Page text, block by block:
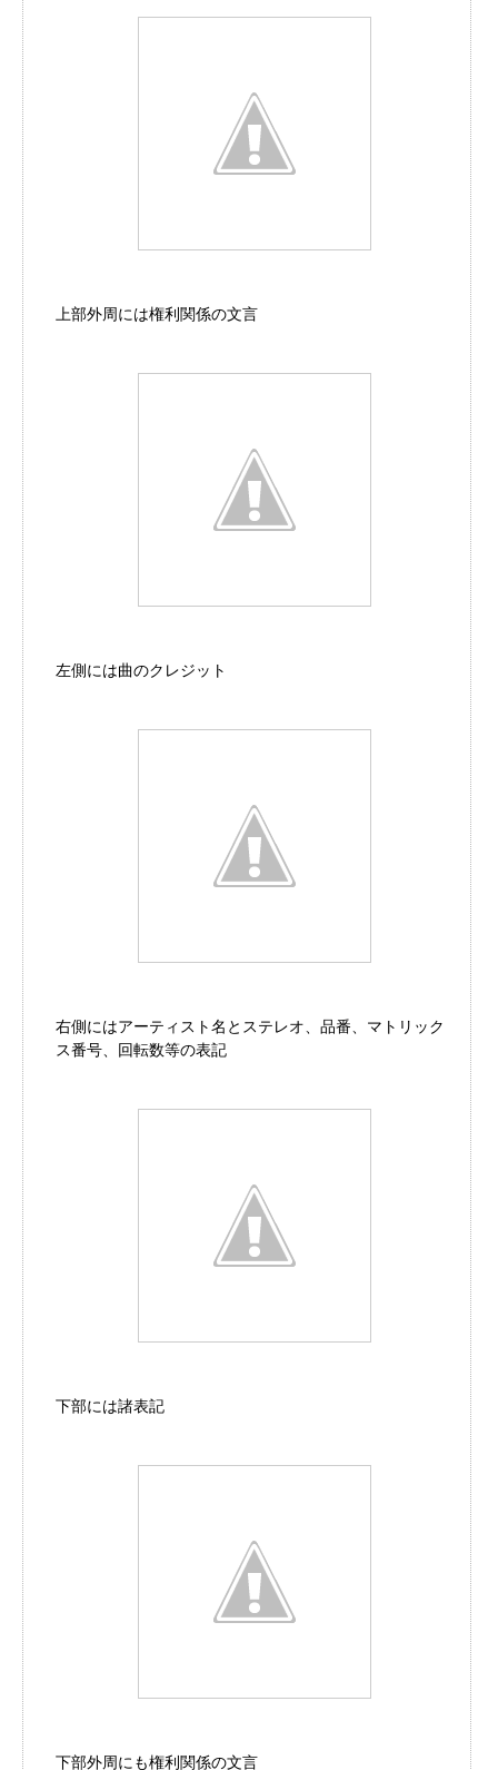
上部外周には権利関係の文言
左側には曲のクレジット
右側にはアーティスト名とステレオ、品番、マトリック
ス番号、回転数等の表記
下部には諸表記
下部外周にも権利関係の文言